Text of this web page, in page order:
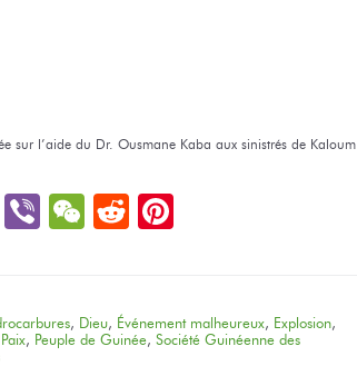
sur l’aide du Dr. Ousmane Kaba aux sinistrés de Kaloum
SkypeViberWeChat
Reddit
, Dieu, Événement malheureux, Explosion,
Paix, Peuple de Guinée, Société Guinéenne des